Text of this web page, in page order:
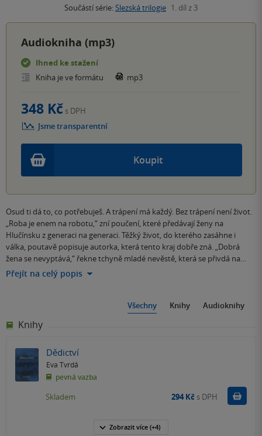
Součástí série:Slezská trilogie 1. díl z 3
Audiokniha (mp3)
Ihned ke stažení
Kniha je ve formátu
mp3
Koupit
348 Kč s DPH
Jsme transparentní
Osud ti dá to, co potřebuješ. A trápení má každý. Bez trápení není život.
„Roba je enem na robotu,“ zní poučení, které předávají ženy na
Hlučínsku z generaci na generaci. Těžký život, do kterého zasáhne i
válka, poutavě popisuje autorka, která tento kraj dobře zná. „Dobrá
žena se nevyptává,“ řekne tchyně mladé nevěstě, která se přivdá na…
Přejít na celý popis
Všechny Knihy Audioknihy
Knihy
Dědictví
Eva Tvrdá
pevná vazba
Skladem 294 Kč s DPH
Zobrazit více (+4)